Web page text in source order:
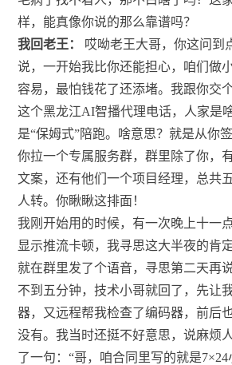
样，能真像你说的那么靠谱吗？
我回老王：
哎呦老王大哥，你这问到
说，一开始我比你还能担心，咱们做
容易，最怕钱花了还添堵。我跟你交
这个黑龙江AI智播代理电话，人家是
是“保姆式”陪跑。啥意思？就是从你
你拉一个专属服务群，群里除了你，
文案，还有他们一个项目经理，总共
人转。你瞅瞅这排面！
我刚开始用的时候，有一次晚上十一
显示推流卡顿，我寻思这大半夜的肯
就在群里发了个语音，寻思第二天再
不到五分钟，技术小哥就回了，先让
器，又远程帮我检查了编码器，前后
没有。我当时还挺不好意思，说麻烦
了一句：“哥，咱合同里写的就是